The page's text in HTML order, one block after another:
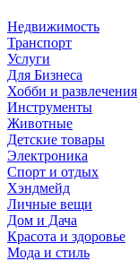
Недвижимость
Транспорт
Услуги
Для Бизнеса
Хобби и развлечения
Инструменты
Животные
Детские товары
Электроника
Спорт и отдых
Хэндмейд
Личные вещи
Дом и Дача
Красота и здоровье
Мода и стиль